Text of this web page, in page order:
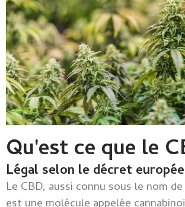
Qu'est ce que le
Légal selon le décret
Le CBD, aussi connu sous le nom